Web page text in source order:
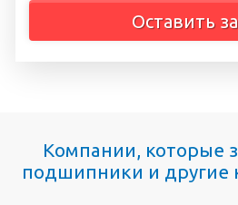
Оставить
Компании, которые
подшипники и другие